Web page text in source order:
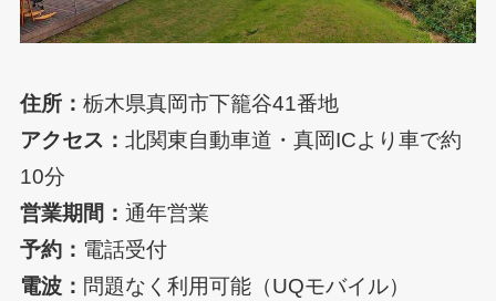
住所： 栃木県真岡市下籠谷41番地
アクセス： 北関東自動車道・真岡ICより車で約
10分
営業期間： 通年営業
予約： 電話受付
電波： 問題なく利用可能（UQモバイル）